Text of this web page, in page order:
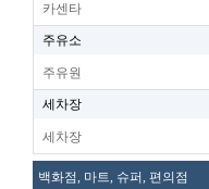
카센타
주유소
주유원
세차장
세차장
백화점, 마트, 슈퍼, 편의점